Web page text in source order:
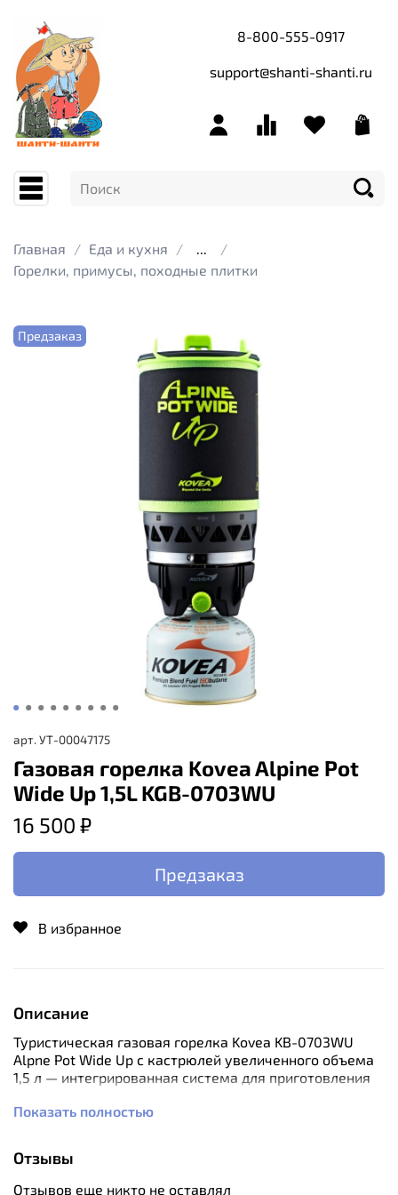
8-800-555-0917
support@shanti-shanti.ru
Главная Еда и кухня
Горелки, примусы, походные плитки
Предзаказ
арт. УТ-00047175
Газовая горелка Kovea Alpine Pot
Wide Up 1,5L KGB-0703WU
16 500 ₽
Предзаказ
В избранное
Описание
Туристическая газовая горелка Kovea KB-0703WU
Alpne Pot Wide Up с кастрюлей увеличенного объема
1,5 л — интегрированная система для приготовления
теплообменнике, который приварен ко дну кастрюли
и в два раза более эффективно передает тепло от
пламени. Благодаря этому 1 литр воды закипает через
Показать полностью
Отзывы
Отзывов еще никто не оставлял